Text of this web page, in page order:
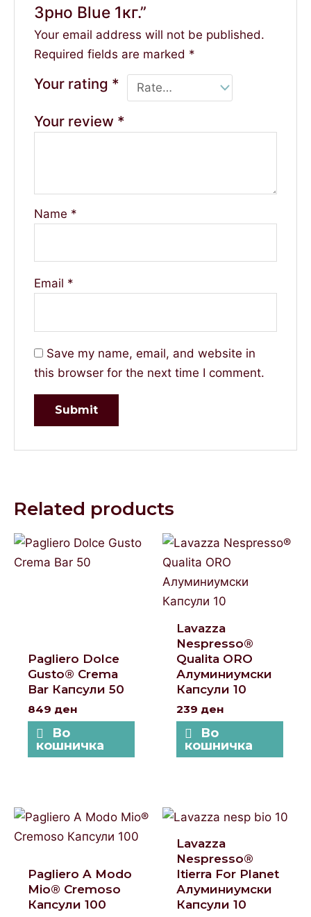
Зрно Вlue 1кг.”
Your email address will not be published.
Required fields are marked *
Your rating *
Your review *
Name *
Email *
Save my name, email, and website in
this browser for the next time I comment.
Related products
Pagliero Dolce
Gusto® Crema
Bar Капсули 50
849 ден
Во
кошничка
Lavazza
Nespresso®
Qualita ORO
Алуминиумски
Капсули 10
239 ден
Во
кошничка
Pagliero A Modo
Mio® Cremoso
Капсули 100
Lavazza
Nespresso®
Itierra For Planet
Алуминиумски
Капсули 10